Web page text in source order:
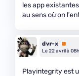
les app
au sens où on
dvr-x Premium
Le 22 avril à
Playintegrity est